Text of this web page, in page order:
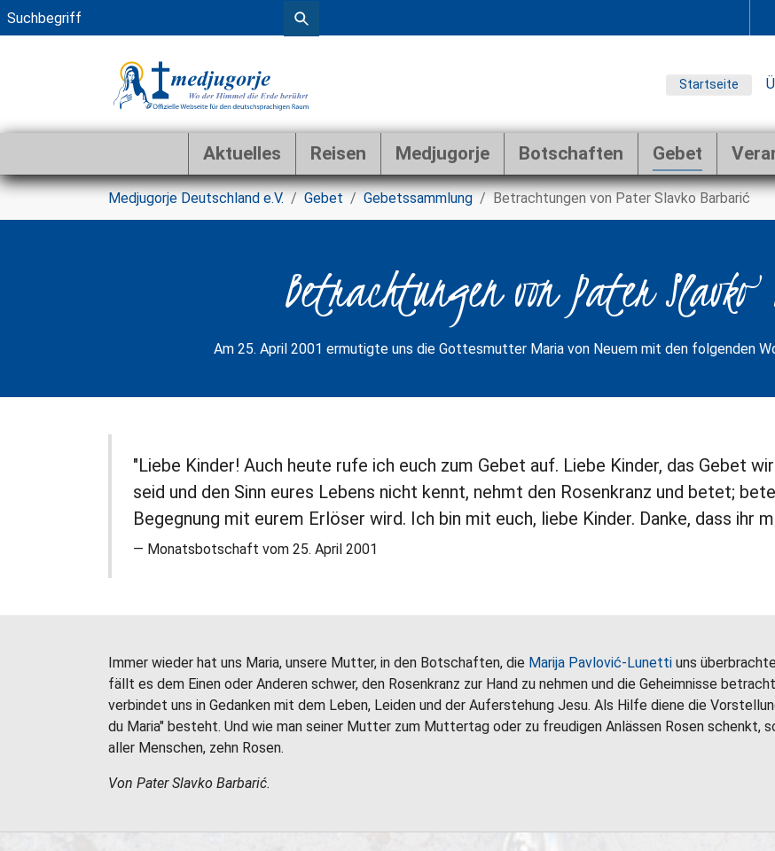
Zum Hauptinhalt springen
Startseite
Aktuelles Reisen Medjugorje Botschaften Gebet
Sie sind hier:
Medjugorje Deutschland e.V. Gebet Gebetssammlung Betrachtungen von Pater Slavko Barbarić
Betrachtungen von Pater
Am 25. April 2001 ermutigte uns die Gottesmutter Maria von Neuem mit den folgenden
"Liebe Kinder! Auch heute rufe ich euch zum Gebet auf. Liebe Kinder, das Gebet
seid und den Sinn eures Lebens nicht kennt, nehmt den Rosenkranz und betet;
Begegnung mit eurem Erlöser wird. Ich bin mit euch, liebe Kinder. Danke, dass ihr
Monatsbotschaft vom 25. April 2001
Immer wieder hat uns Maria, unsere Mutter, in den Botschaften, die Marija Pavlović-Lunetti uns
fällt es dem Einen oder Anderen schwer, den Rosenkranz zur Hand zu nehmen und die Geheimnisse
verbindet uns in Gedanken mit dem Leben, Leiden und der Auferstehung Jesu. Als Hilfe diene die
du Maria" besteht. Und wie man seiner Mutter zum Muttertag oder zu freudigen Anlässen Rosen
aller Menschen, zehn Rosen.
Von Pater Slavko Barbarić.